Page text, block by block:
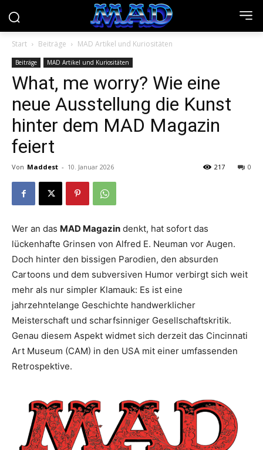
Start Beiträge MAD Artikel und Kuriositäten
Beiträge MAD Artikel und Kuriositäten
What, me worry? Wie eine
neue Ausstellung die Kunst
hinter dem MAD Magazin
feiert
Von Maddest - 10. Januar 2026 0
217
Wer an das MAD Magazin denkt, hat sofort das
lückenhafte Grinsen von Alfred E. Neuman vor Augen.
Doch hinter den bissigen Parodien, den absurden
Cartoons und dem subversiven Humor verbirgt sich weit
mehr als nur simpler Klamauk: Es ist eine
jahrzehntelange Geschichte handwerklicher
Meisterschaft und scharfsinniger Gesellschaftskritik.
Genau diesem Aspekt widmet sich derzeit das Cincinnati
Art Museum (CAM) in den USA mit einer umfassenden
Retrospektive.